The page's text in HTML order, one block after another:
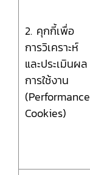
2. คุกกี้เพื่อ
การวิเคราะห์
และประเมินผล
การใช้งาน
(Performance
Cookies)